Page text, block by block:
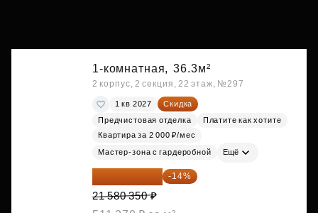
1-комнатная, 36.3м²
2 корпус, 2 секция, 22 этаж, №297
1 кв 2027
Скидка
Предчистовая отделка
Платите как хотите
Квартира за 2 000 ₽/мес
Мастер-зона с гардеробной Ещё
18 559 101 ₽ -14%
21 580 350 ₽